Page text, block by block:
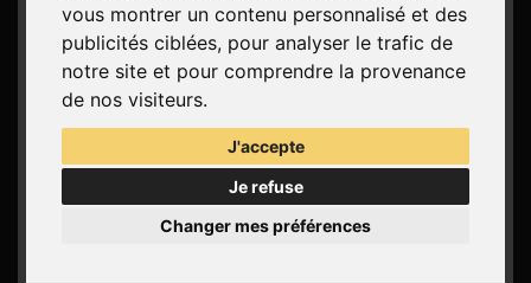
vous montrer un contenu personnalisé et des
publicités ciblées, pour analyser le trafic de
notre site et pour comprendre la provenance
de nos visiteurs.
J'accepte
Je refuse
Changer mes préférences
Panier(vide)
Aucun produit
Livraison gratuite !
Livraison